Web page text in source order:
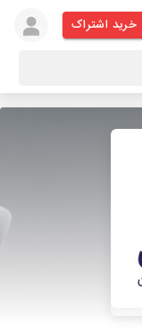
خرید اشتراک